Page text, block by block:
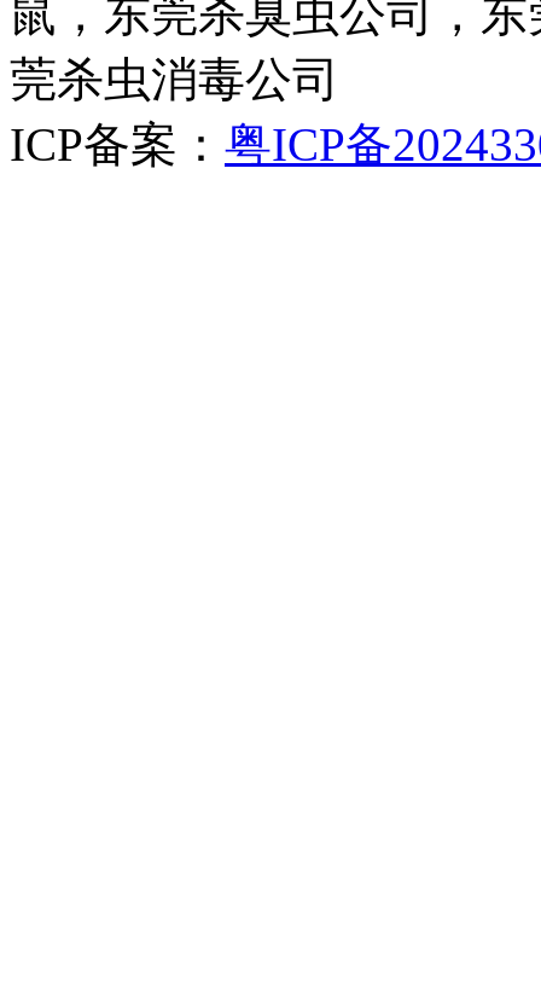
鼠，东莞杀臭虫公司，
莞杀虫消毒公司
ICP备案： 粤ICP备